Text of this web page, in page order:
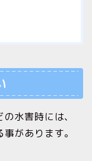
水害時には、
があります。